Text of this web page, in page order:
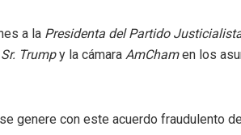
a la Presidenta del Partido
Sr. Trumpy la cámara AmChamen los
genere con este acuerdo fraudulento